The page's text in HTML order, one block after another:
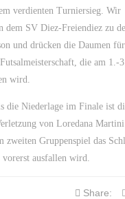
verdienten Turniersieg. Wir
dem SV Diez-Freiendiez zu
und drücken die Daumen
die am 1.-
wird.
die Niederlage im Finale ist
von Loredana
zweiten Gruppenspiel das
vorerst ausfallen wird.
Share: